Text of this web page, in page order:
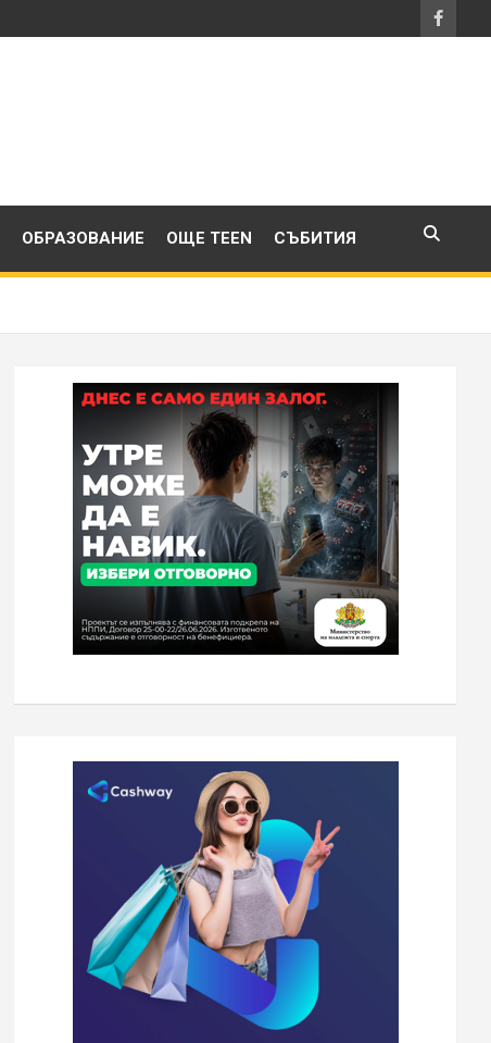
ОБРАЗОВАНИЕ ОЩЕ TEEN СЪБИТИЯ